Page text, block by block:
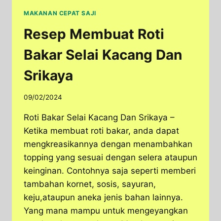
MAKANAN CEPAT SAJI
Resep Membuat Roti
Bakar Selai Kacang Dan
Srikaya
09/02/2024
Roti Bakar Selai Kacang Dan Srikaya –
Ketika membuat roti bakar, anda dapat
mengkreasikannya dengan menambahkan
topping yang sesuai dengan selera ataupun
keinginan. Contohnya saja seperti memberi
tambahan kornet, sosis, sayuran,
keju,ataupun aneka jenis bahan lainnya.
Yang mana mampu untuk mengeyangkan